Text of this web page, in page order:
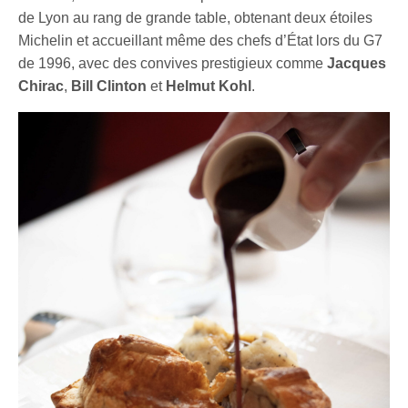
de Lyon au rang de grande table, obtenant deux étoiles
Michelin et accueillant même des chefs d’État lors du G7
de 1996, avec des convives prestigieux commeJacques
Chirac, Bill Clinton et Helmut Kohl .